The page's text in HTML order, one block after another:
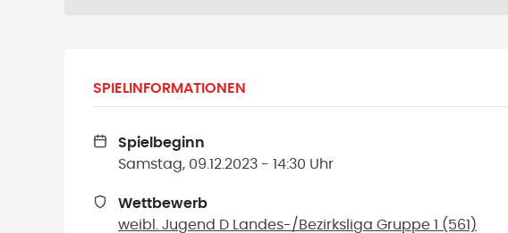
SPIELINFORMATIONEN
Spielbeginn
Samstag, 09.12.2023 - 14:30 Uhr
Wettbewerb
weibl. Jugend D Landes-/Bezirksliga Gruppe 1 (561)